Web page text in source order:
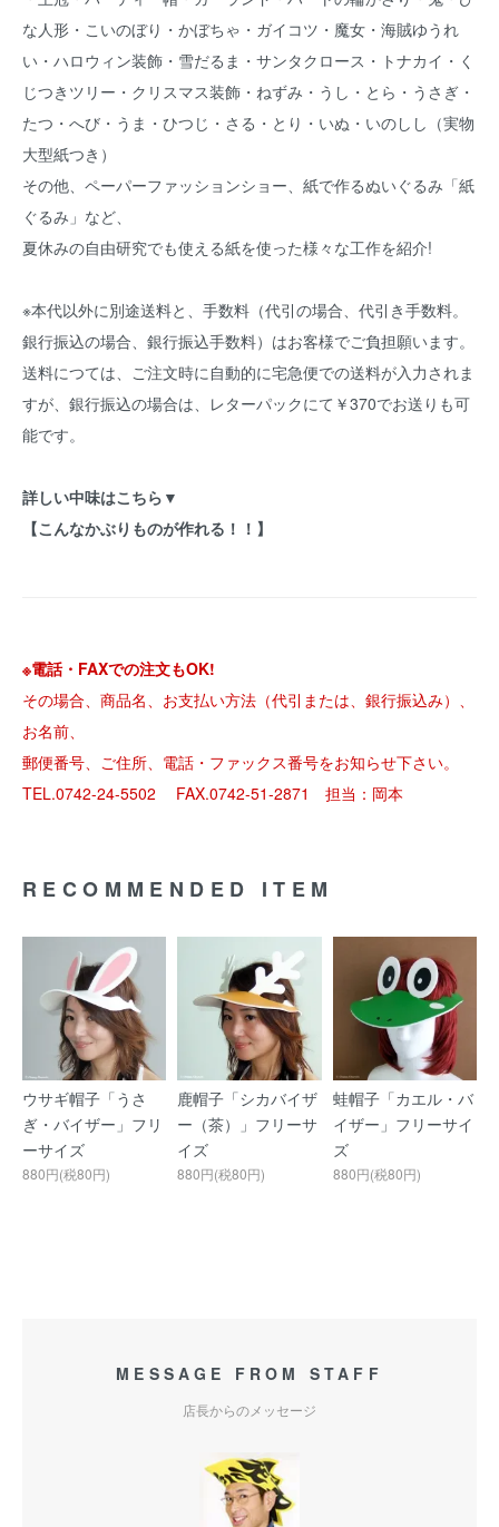
な人形・こいのぼり・かぼちゃ・ガイコツ・魔女・海賊ゆうれ
い・ハロウィン装飾・雪だるま・サンタクロース・トナカイ・く
じつきツリー・クリスマス装飾・ねずみ・うし・とら・うさぎ・
たつ・へび・うま・ひつじ・さる・とり・いぬ・いのしし（実物
大型紙つき）
その他、ペーパーファッションショー、紙で作るぬいぐるみ「紙
ぐるみ」など、
夏休みの自由研究でも使える紙を使った様々な工作を紹介!
※本代以外に別途送料と、手数料（代引の場合、代引き手数料。
銀行振込の場合、銀行振込手数料）はお客様でご負担願います。
送料につては、ご注文時に自動的に宅急便での送料が入力されま
すが、銀行振込の場合は、レターパックにて￥370でお送りも可
能です。
詳しい中味はこちら▼
【こんなかぶりものが作れる！！】
※電話・FAXでの注文もOK!
その場合、商品名、お支払い方法（代引または、銀行振込み）、
お名前、
郵便番号、ご住所、電話・ファックス番号をお知らせ下さい。
TEL.0742-24-5502 FAX.0742-51-2871 担当：岡本
RECOMMENDED ITEM
ウサギ帽子「うさ
ぎ・バイザー」フリ
ーサイズ
880円(税80円)
鹿帽子「シカバイザ
ー（茶）」フリーサ
イズ
880円(税80円)
蛙帽子「カエル・バ
イザー」フリーサイ
ズ
880円(税80円)
MESSAGE FROM STAFF
店長からのメッセージ